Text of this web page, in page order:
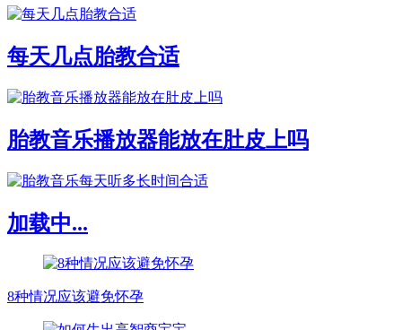
每天几点胎教合适
胎教音乐播放器能放在肚皮上吗
加载中...
8种情况应该避免怀孕